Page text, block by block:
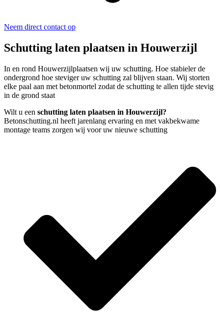
Neem direct contact op
Schutting laten plaatsen in Houwerzijl
In en rond Houwerzijlplaatsen wij uw schutting. Hoe stabieler de
ondergrond hoe steviger uw schutting zal blijven staan. Wij storten
elke paal aan met betonmortel zodat de schutting te allen tijde stevig
in de grond staat
Wilt u een schutting laten plaatsen in Houwerzijl?
Betonschutting.nl heeft jarenlang ervaring en met vakbekwame
montage teams zorgen wij voor uw nieuwe schutting